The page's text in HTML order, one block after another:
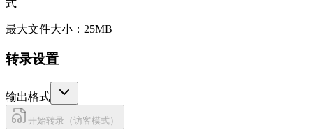
式
最大文件大小：25MB
转录设置
输出格式
开始转录（访客模式）